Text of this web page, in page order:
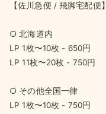
【佐川急便 / 飛脚宅配便】
○ 北海道内
LP 1枚〜10枚 - 650円
LP 11枚〜20枚 - 750円
○ その他全国一律
LP 1枚〜10枚 - 750円